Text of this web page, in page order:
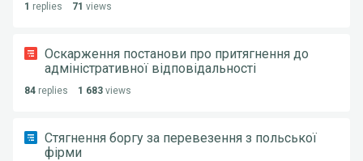
1 replies 71 views
Оскарження постанови про притягнення до
адміністративної відповідальності
84 replies 1 683 views
Стягнення боргу за перевезення з польської
фірми